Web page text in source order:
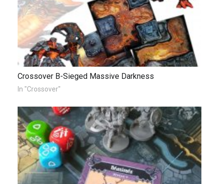
Crossover B-Sieged Massive Darkness
In "Crossover"